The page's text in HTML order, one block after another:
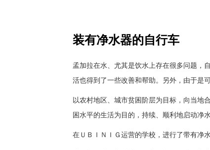
装有净水器的自行车
孟加拉在水、尤其是饮水上存在很多问题，
活也得到了一些改善和帮助。另外，由于是
以农村地区、城市贫困阶层为目标，向当地
困水平的生活为目的，持续、顺利地启动净
在ＵＢＩＮＩＧ运营的学校，进行了带有净